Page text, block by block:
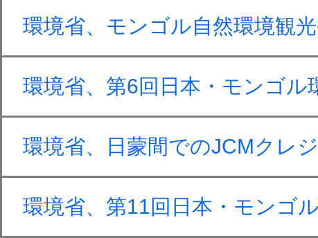
環境省、モンゴル自然環境観
環境省、第6回日本・モンゴル
環境省、日蒙間でのJCMクレ
環境省、第11回日本・モンゴ